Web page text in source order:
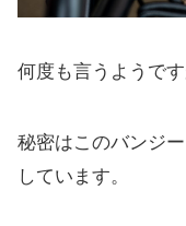
何度も言うようで
秘密はこのバンジ
しています。